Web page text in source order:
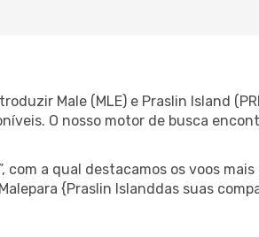
Male (MLE) e Praslin Island
O nosso motor de busca
com a qual destacamos os voos
{Praslin Islanddas suas